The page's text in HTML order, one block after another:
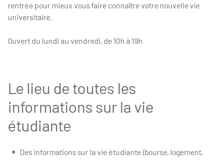
rentrée pour mieux vous faire connaître votre nouvelle vie
universitaire.
Ouvert du lundi au vendredi, de 10h à 19h
Le lieu de toutes les
informations sur la vie
étudiante
Des informations sur la vie étudiante (bourse, logement,